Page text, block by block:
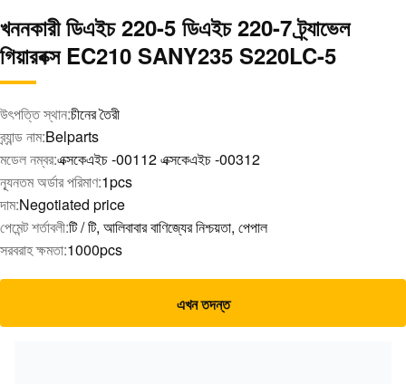
খননকারী ডিএইচ 220-5 ডিএইচ 220-7 ট্র্যাভেল
গিয়ারবক্স EC210 SANY235 S220LC-5
উৎপত্তি স্থান:চীনের তৈরী
ব্র্যান্ড নাম:Belparts
মডেল নম্বর:এক্সকেএইচ -00112 এক্সকেএইচ -00312
ন্যূনতম অর্ডার পরিমাণ:1pcs
দাম:Negotiated price
পেমেন্ট শর্তাবলী:টি / টি, আলিবাবার বাণিজ্যের নিশ্চয়তা, পেপাল
সরবরাহ ক্ষমতা:1000pcs
এখন তদন্ত